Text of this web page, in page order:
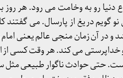
دنیا رو به وخامت می رود. هر روز
گویم دریغ از پارسال. می گفتند
و در آن زمان منجی عالم یعنی
و خداپرستی می کند. هر وقت کسی از
حتی حوادث ناگوار طبیعی مثل